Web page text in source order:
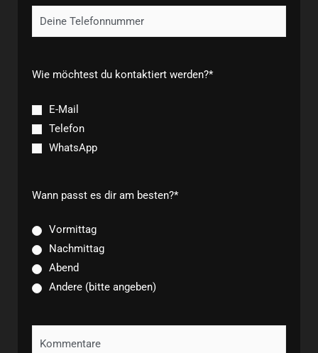
Telefon
Wie möchtest du kontaktiert werden?*
E-Mail
Telefon
WhatsApp
Wann passt es dir am besten?*
Vormittag
Nachmittag
Abend
Andere (bitte angeben)